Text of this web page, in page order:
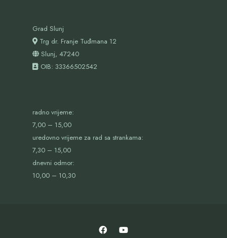
Grad Slunj
Trg dr. Franje Tuđmana 12
Slunj, 47240
OIB: 33366502542
radno vrijeme:
7,00 – 15,00
uredovno vrijeme za rad sa strankama:
7,30 – 15,00
dnevni odmor:
10,00 – 10,30